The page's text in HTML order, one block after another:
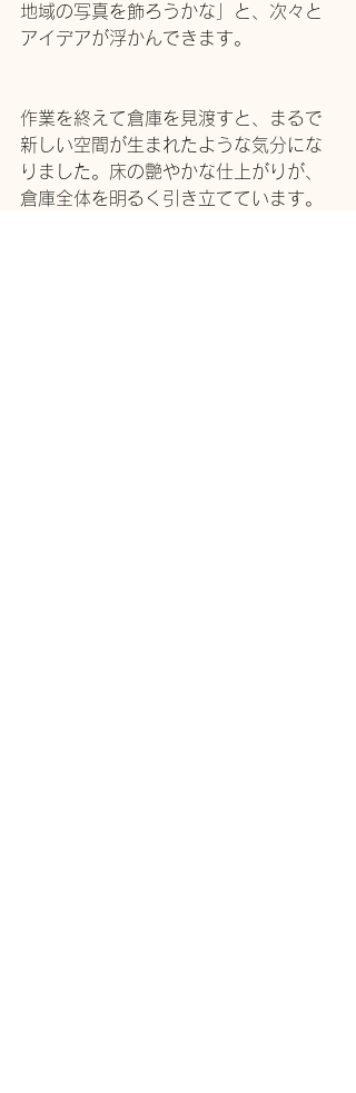
地域の写真を飾ろうかな」と、次々と
アイデアが浮かんできます。
作業を終えて倉庫を見渡すと、まるで
新しい空間が生まれたような気分にな
りました。床の艶やかな仕上がりが、
倉庫全体を明るく引き立てています。